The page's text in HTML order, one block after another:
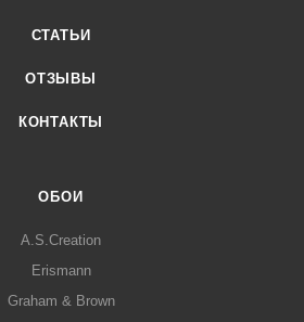
СТАТЬИ
ОТЗЫВЫ
КОНТАКТЫ
ОБОИ
A.S.Creation
Erismann
Graham & Brown